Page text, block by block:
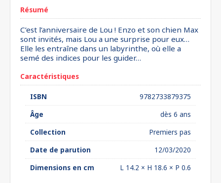
Résumé
C’est l’anniversaire de Lou ! Enzo et son chien Max
sont invités, mais Lou a une surprise pour eux…
Elle les entraîne dans un labyrinthe, où elle a
semé des indices pour les guider…
Caractéristiques
ISBN
9782733879375
Âge
dès 6 ans
Collection
Premiers pas
Date de parution
12/03/2020
Dimensions en cm
L 14.2 × H 18.6 × P 0.6